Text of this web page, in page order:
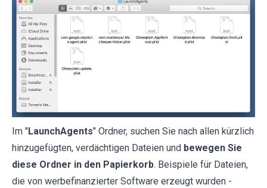
Im "LaunchAgents" Ordner, suchen Sie nach allen kürzlich
hinzugefügten, verdächtigen Dateien und bewegen Sie
diese Ordner in den Papierkorb. Beispiele für Dateien,
die von werbefinanzierter Software erzeugt wurden -